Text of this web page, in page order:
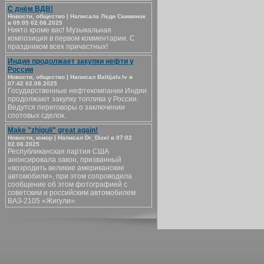
С днём ВДВ!
Новости, общество | Написала Леди Скиминок
в 09:05 02.08.2025
Никто кроме вас! Музыкальная
композиция в первом комментарии. С
праздником всех причастных!
Индия продолжает закупки нефти у
России
Новости, общество | Написал Baltijalv.lv в
07:42 02.08.2025
Государственные нефтекомпании Индии
продолжают закупку топлива у России.
Ведутся переговоры о заключении
спотовых сделок.
Make "zhiguli" great again!
Новости, юмор | Написал Dr_Dizel в 07:02
02.08.2025
Республиканская партия США
анонсировала закон, призванный
«возродить великие американские
автомобили», при этом сопроводила
сообщение об этом фотографией с
советским и российским автомобилем
ВАЗ-2105 «Жигули».